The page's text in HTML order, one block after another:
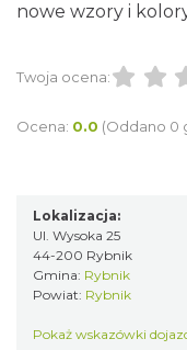
nowe wzory i
Twoja ocena:
Ocena: 0.0 (Oddano 0
Lokalizacja:
Ul. Wysoka 25
44-200 Rybnik
Gmina: Rybnik
Powiat: Rybnik
Pokaż wskazówki